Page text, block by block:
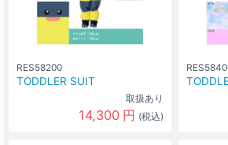
RES58200
TODDLER SUIT
取扱あり
14,300 円 (税込)